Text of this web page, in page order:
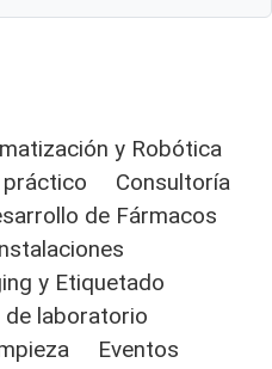
y Robótica
práctico
Consultoría
de Fármacos
y Etiquetado
de laboratorio
Eventos